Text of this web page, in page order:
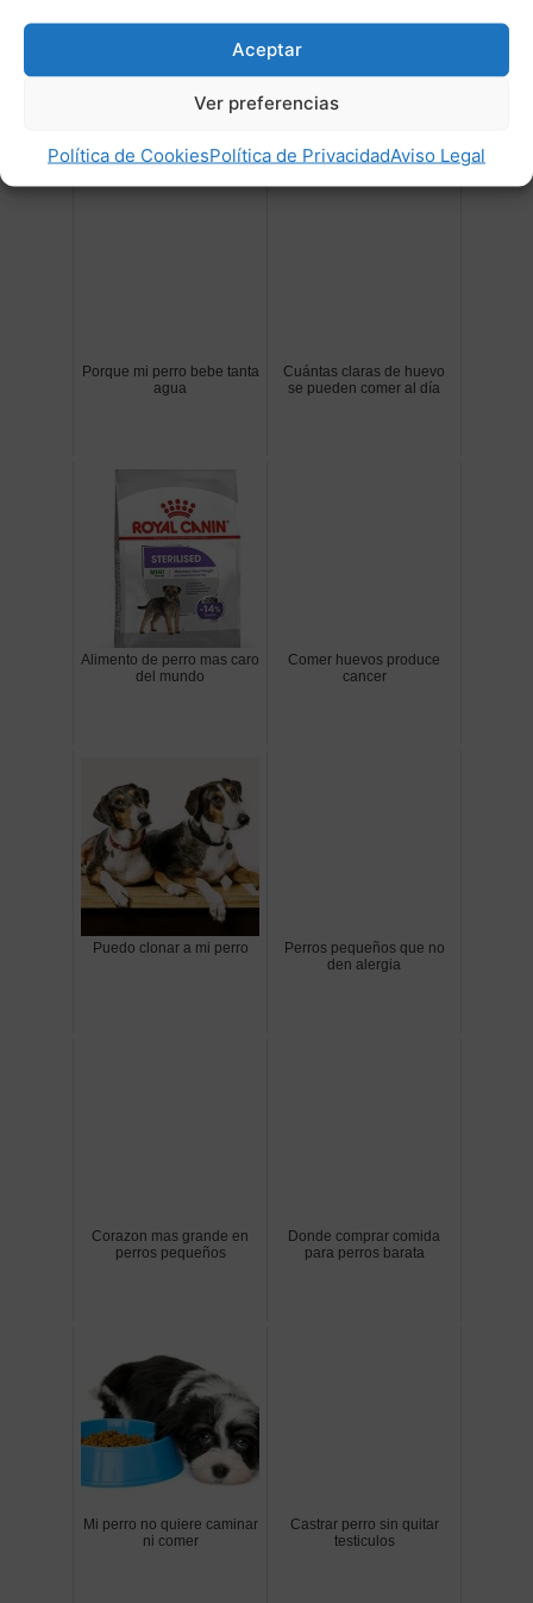
Aceptar
Ver preferencias
Política de CookiesPolítica de PrivacidadAviso Legal
producirse la muerte súbita.
Porque mi perro bebe tanta
agua
Cuántas claras de huevo
se pueden comer al día
Alimento de perro mas caro
del mundo
Comer huevos produce
cancer
Puedo clonar a mi perro
Perros pequeños que no
den alergia
Corazon mas grande en
perros pequeños
Donde comprar comida
para perros barata
Mi perro no quiere caminar
ni comer
Castrar perro sin quitar
testiculos